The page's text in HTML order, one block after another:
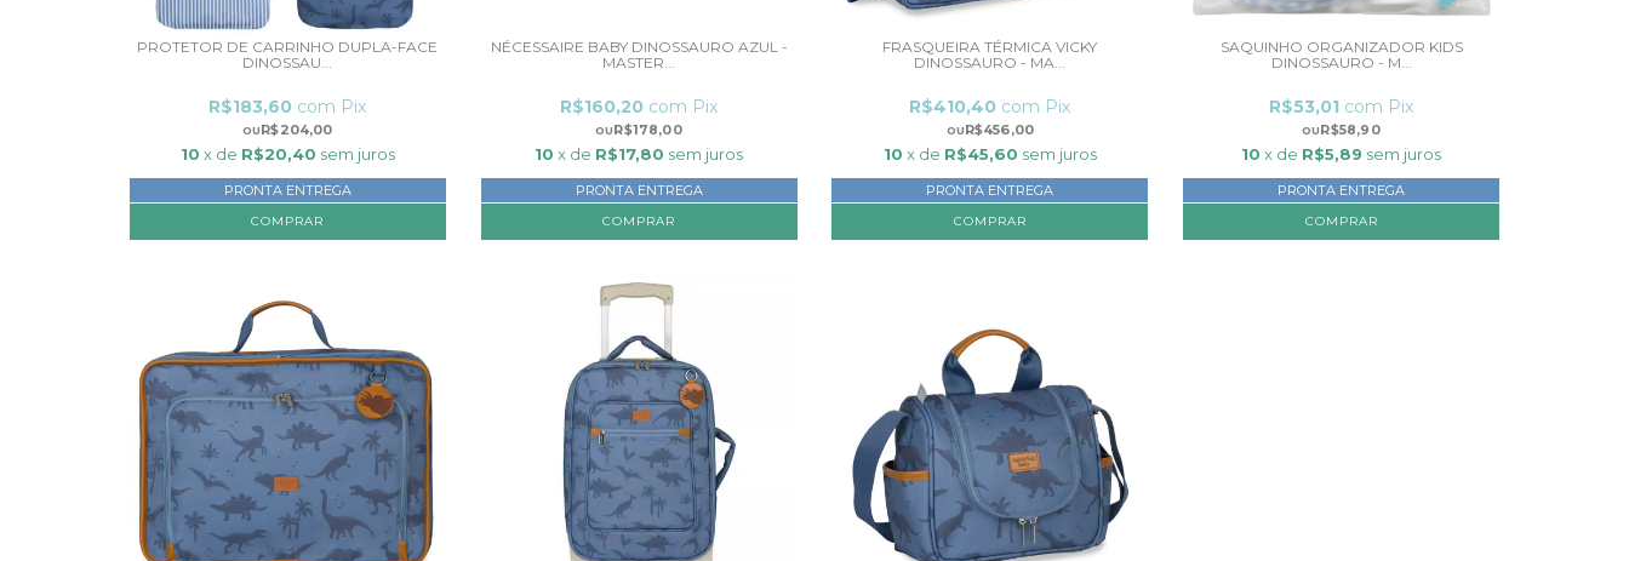
PROTETOR DE CARRINHO DUPLA-FACE
DINOSSAU...
R$204,00
R$183,60 com Pix
10 x de R$20,40 sem juros
PRONTA ENTREGA
NÉCESSAIRE BABY DINOSSAURO AZUL -
MASTER...
R$178,00
R$160,20 com Pix
10 x de R$17,80 sem juros
PRONTA ENTREGA
FRASQUEIRA TÉRMICA VICKY
DINOSSAURO - MA...
R$456,00
R$410,40 com Pix
10 x de R$45,60 sem juros
PRONTA ENTREGA
SAQUINHO ORGANIZADOR KIDS
DINOSSAURO - M...
R$58,90
R$53,01 com Pix
10 x de R$5,89 sem juros
PRONTA ENTREGA